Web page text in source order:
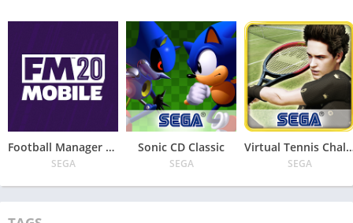
Football Manager 2020 Mobile
SEGA
Sonic CD Classic
SEGA
Virtual
SEGA